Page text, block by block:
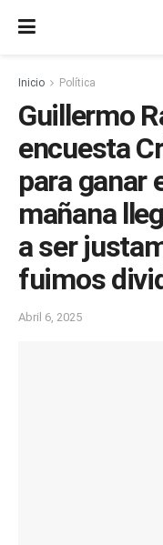
Inicio Política
Guillermo
encuesta
para ganar
mañana
a ser
fuimos
Abril 6, 2025